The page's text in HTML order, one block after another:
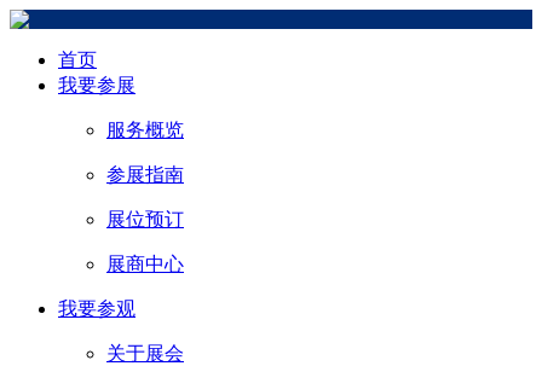
首页
我要参展
服务概览
参展指南
展位预订
展商中心
我要参观
关于展会